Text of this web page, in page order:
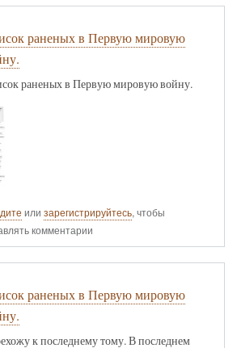
раненых в Первую мировую
раненых в Первую мировую войну.
или зарегистрируйтесь, чтобы
комментарии
раненых в Первую мировую
к последнему тому. В последнем